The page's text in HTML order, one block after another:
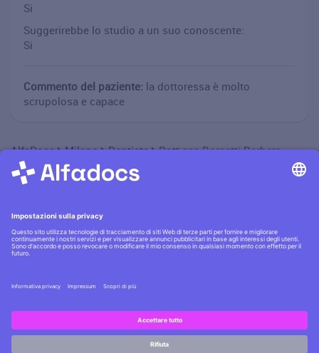
Si
Suggerirebbe lo studio a un suo conoscente:
Si
Commento del paziente: la dottoressa è molto
scrupolosa e capace
AlfaDocs Milano Dentista Dott.ssa Borsetti Barbara
Informativa privacy·|· Condizioni generali·|·
Scopri lasicurezza AlfaDocs
Copyright © AlfaDocs GmbH - P.IVA DE301955405 - German
technology, Italian design